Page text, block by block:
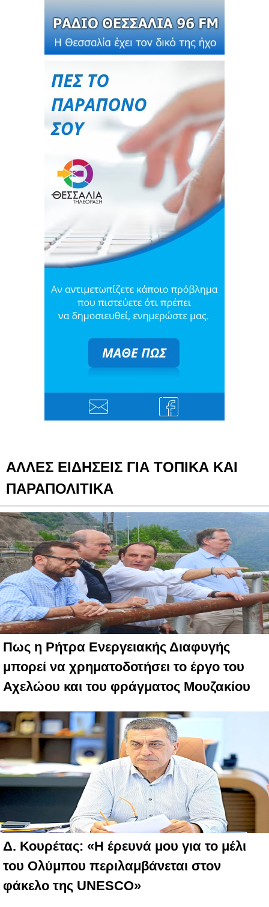
ΑΛΛΕΣ ΕΙΔΗΣΕΙΣ ΓΙΑ ΤΟΠΙΚΑ ΚΑΙ
ΠΑΡΑΠΟΛΙΤΙΚΑ
Πως η Ρήτρα Ενεργειακής Διαφυγής
μπορεί να χρηματοδοτήσει το έργο του
Αχελώου και του φράγματος Μουζακίου
Δ. Κουρέτας: «Η έρευνά μου για το μέλι
του Ολύμπου περιλαμβάνεται στον
φάκελο της UNESCO»